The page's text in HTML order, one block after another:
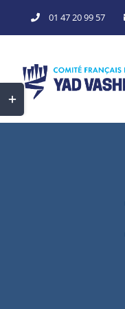
to
01 47 20 99 57
Toggle
Sliding